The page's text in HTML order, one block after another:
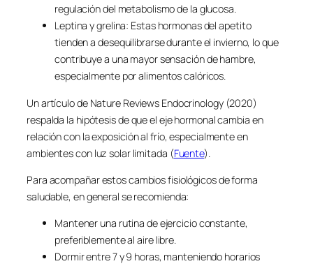
regulación del metabolismo de la glucosa.
Leptina y grelina: Estas hormonas del apetito
tienden a desequilibrarse durante el invierno, lo que
contribuye a una mayor sensación de hambre,
especialmente por alimentos calóricos.
Un artículo de Nature Reviews Endocrinology (2020)
respalda la hipótesis de que el eje hormonal cambia en
relación con la exposición al frío, especialmente en
ambientes con luz solar limitada (Fuente).
Para acompañar estos cambios fisiológicos de forma
saludable, en general se recomienda:
Mantener una rutina de ejercicio constante,
preferiblemente al aire libre.
Dormir entre 7 y 9 horas, manteniendo horarios